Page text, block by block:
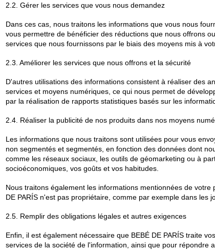
2.2. Gérer les services que vous nous demandez
Dans ces cas, nous traitons les informations que vous nous
vous permettre de bénéficier des réductions que nous offrons
services que nous fournissons par le biais des moyens mis à
2.3. Améliorer les services que nous offrons et la sécurité
D'autres utilisations des informations consistent à réaliser des
services et moyens numériques, ce qui nous permet de
par la réalisation de rapports statistiques basés sur les
2.4. Réaliser la publicité de nos produits dans nos moyens
Les informations que nous traitons sont utilisées pour vous
non segmentés et segmentés, en fonction des données dont
comme les réseaux sociaux, les outils de géomarketing ou à
socioéconomiques, vos goûts et vos habitudes.
Nous traitons également les informations mentionnées de
DE PARÍS n'est pas propriétaire, comme par exemple dans
2.5. Remplir des obligations légales et autres exigences
Enfin, il est également nécessaire que BEBÉ DE PARÍS traite
services de la société de l'information, ainsi que pour répondre